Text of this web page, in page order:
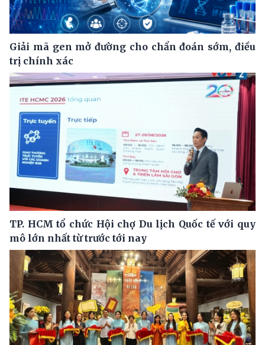
Giải mã gen mở đường cho chẩn đoán sớm, điều
trị chính xác
TP. HCM tổ chức Hội chợ Du lịch Quốc tế với quy
mô lớn nhất từ trước tới nay